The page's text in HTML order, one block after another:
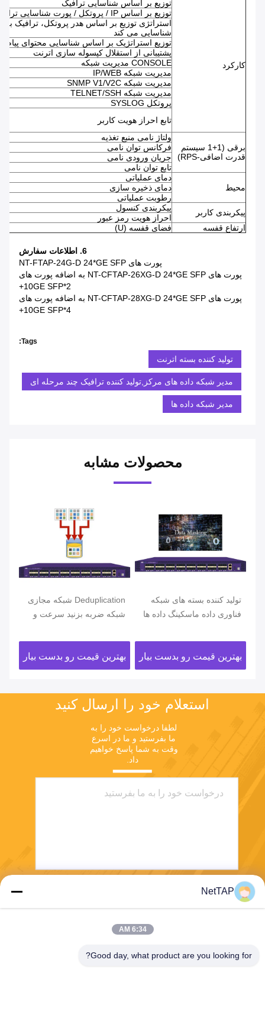
کارکرد
توزیع بر اساس شناسایی ترافیک
توزیع بر اساس IP / پروتکل / پورت شناسایی ترافیک پنج تایی
استراتژی توزیع بر اساس هدر پروتکل، ترافیک
شناسایی می کند
توزیع استراتژیک بر اساس شناسایی محتوای پیام
پشتیبانی از استقلال کپسوله سازی اترنت
CONSOLE مدیریت شبکه
مدیریت شبکه IP/WEB
مدیریت شبکه SNMP V1/V2C
مدیریت شبکه TELNET/SSH
پروتکل SYSLOG
تابع احراز هویت کاربر
برقی (1+1 سیستم
قدرت اضافی-RPS)
ولتاژ نامی منبع تغذیه
فرکانس توان نامی
جریان ورودی نامی
تابع توان نامی
محیط
دمای عملیاتی
دمای ذخیره سازی
رطوبت عملیاتی
پیکربندی کاربر
پیکربندی کنسول
احراز هویت رمز عبور
ارتفاع قفسه
فضای قفسه (U)
6. اطلاعات سفارش
پورت های NT-FTAP-24G-D 24*GE SFP
پورت های NT-CFTAP-26XG-D 24*GE SFP به اضافه پورت های
2*10GE SFP+
پورت های NT-CFTAP-28XG-D 24*GE SFP به اضافه پورت های
4*10GE SFP+
Tags:
تولید کننده بسته اترنت
مدیر شبکه داده های مرکز,تولید کننده ترافیک چند مرحله ای
مدیر شبکه داده ها
محصولات مشابه
تولید کننده بسته های شبکه
فناوری داده ماسکینگ داده ها
ابر
بهترین قیمت رو بدست بیار
Deduplication شبکه مجازی
شبکه ضربه بزنید سرعت و
بهترین قیمت رو بدست بیار
استعلام خود را ارسال کنید
ما بفرستید و ما در اسرع
داد.
NetTAP
6:34 AM
Good day, what product are you looking for?